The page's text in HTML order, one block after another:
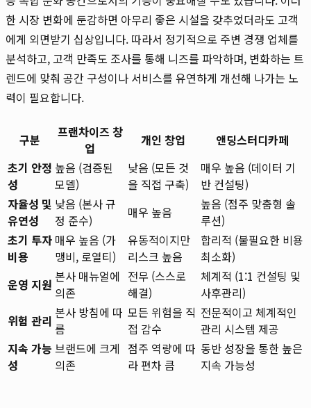
한 시장 변화에 둔감하면 아무리 좋은 시설을 갖추었더라도 고객
에게 외면받기 십상입니다. 따라서 정기적으로 주변 경쟁 업체를
분석하고, 고객 만족도 조사를 통해 니즈를 파악하며, 변화하는 트
렌드에 맞춰 공간 구성이나 서비스를 유연하게 개선해 나가는 노
력이 필요합니다.
구분
프랜차이즈 창
업
개인 창업
앤딩스터디카페
초기 안정
성
높음 (검증된
모델)
낮음 (모든 것
을 직접 구축)
매우 높음 (데이터 기
반 컨설팅)
자율성 및
유연성
낮음 (본사 규
정 준수)
매우 높음
높음 (점주 맞춤형 솔
루션)
초기 투자
비용
매우 높음 (가
맹비, 로열티)
유동적이지만
리스크 높음
합리적 (불필요한 비용
최소화)
운영 지원 본사 매뉴얼에
의존
전무 (스스로
해결)
체계적 (1:1 컨설팅 및
사후관리)
위험 관리 본사 방침에 따
름
모든 위험을 직
접 감수
전문적이고 체계적인
관리 시스템 제공
지속 가능
성
브랜드에 크게
의존
점주 역량에 따
라 편차 큼
동반 성장을 통한 높은
지속 가능성